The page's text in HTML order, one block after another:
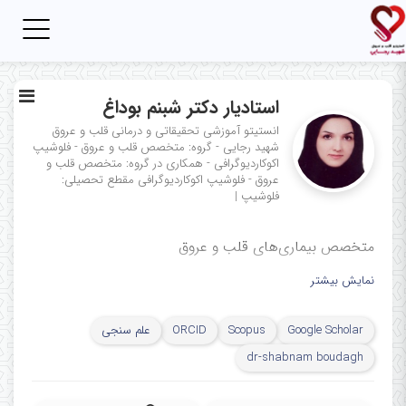
استادیار دکتر شبنم بوداغ
انستیتو آموزشی تحقیقاتی و درمانی قلب و عروق
شهید رجایی - گروه: متخصص قلب و عروق - فلوشیپ
اکوکاردیوگرافی - همکاری در گروه: متخصص قلب و
عروق - فلوشیپ اکوکاردیوگرافی مقطع تحصیلی:
فلوشیپ |
متخصص بیماری‌های قلب و عروق
نمایش بیشتر
Google Scholar
Scopus
ORCID
علم سنجی
dr-shabnam boudagh